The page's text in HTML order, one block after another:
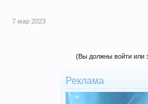
7 мар 2023
(Вы должны войти или
Реклама